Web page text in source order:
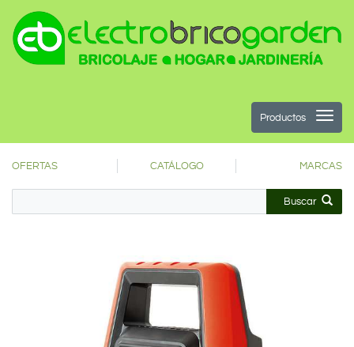
Productos
OFERTAS CATÁLOGO MARCAS
Buscar